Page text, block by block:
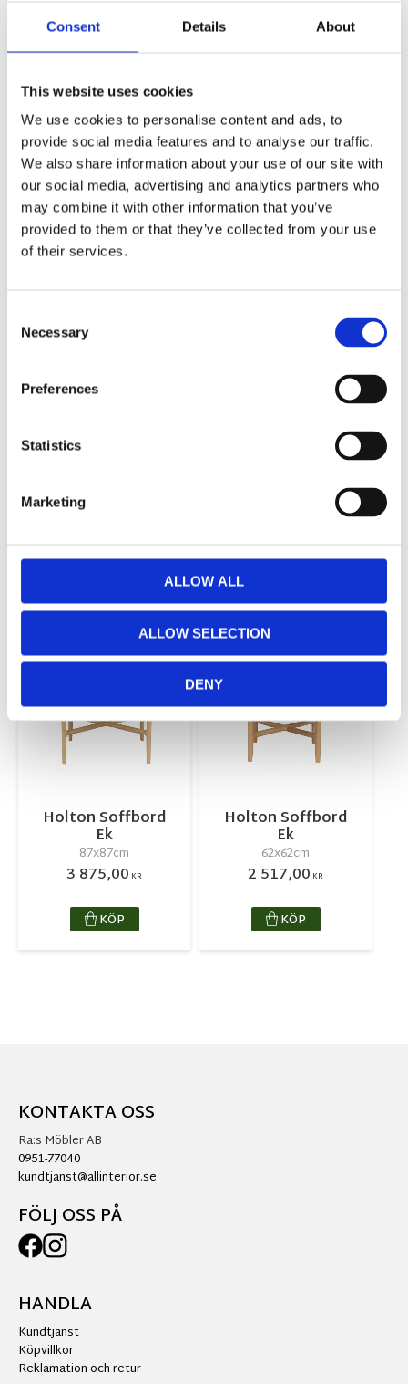
Consent Details About
This website uses cookies
We use cookies to personalise content and ads, to
provide social media features and to analyse our traffic.
We also share information about your use of our site with
our social media, advertising and analytics partners who
may combine it with other information that you’ve
provided to them or that they’ve collected from your use
of their services.
Selection
Necessary
Preferences
Statistics
Marketing
ALLOW ALL
ALLOW SELECTION
DENY
Fri hemleverans över 995kr
Snabba leveranser
BESKRIVNING
Holton soffbord har en bordskiva i lackad ekfaner
med formsvarvade ben och underrede av massiv
ek.
Holton är en välarbetad serie i nordisk design
som passar i de flesta hem.
monteringsanvisningar-holton-soffbord.pdf
skotselrad-lack-mobler.pdf
RELATERADE PRODUKTER
Holton Soffbord
Ek
87x87cm
3 875,00 KR
Lägg till i favoriter
KÖP
Holton Soffbord
Ek
62x62cm
2 517,00 KR
KÖP
KONTAKTA OSS
Ra:s Möbler AB
0951-77040
kundtjanst@allinterior.se
FÖLJ OSS PÅ
HANDLA
Kundtjänst
Köpvillkor
Reklamation och retur